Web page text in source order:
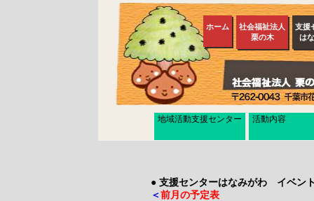
地域活動支援センター 活動内容
● 支援センターはなみがわ イベン
＜ 前月の予定表